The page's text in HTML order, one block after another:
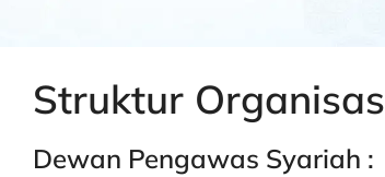
Struktur
Dewan Pengawas Syariah :